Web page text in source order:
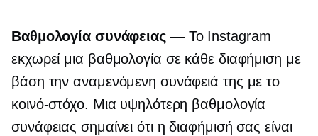
Βαθμολογία συνάφειας — Το Instagram
εκχωρεί μια βαθμολογία σε κάθε διαφήμιση με
βάση την αναμενόμενη συνάφειά της με το
κοινό-στόχο. Μια υψηλότερη βαθμολογία
συνάφειας σημαίνει ότι η διαφήμισή σας είναι